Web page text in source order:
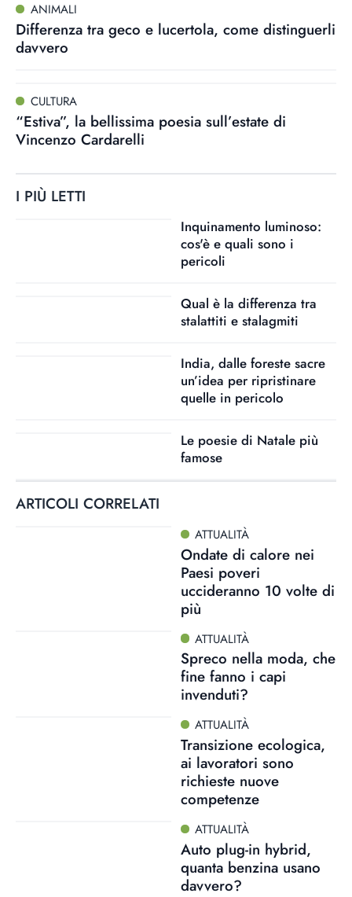
ANIMALI
Differenza tra geco e lucertola, come distinguerli
davvero
CULTURA
“Estiva”, la bellissima poesia sull’estate di
Vincenzo Cardarelli
I PIÙ LETTI
Inquinamento luminoso:
cos'è e quali sono i
pericoli
Qual è la differenza tra
stalattiti e stalagmiti
India, dalle foreste sacre
un’idea per ripristinare
quelle in pericolo
Le poesie di Natale più
famose
ARTICOLI CORRELATI
ATTUALITÀ
Ondate di calore nei
Paesi poveri
uccideranno 10 volte di
più
ATTUALITÀ
Spreco nella moda, che
fine fanno i capi
invenduti?
ATTUALITÀ
Transizione ecologica,
ai lavoratori sono
richieste nuove
competenze
ATTUALITÀ
Auto plug-in hybrid,
quanta benzina usano
davvero?